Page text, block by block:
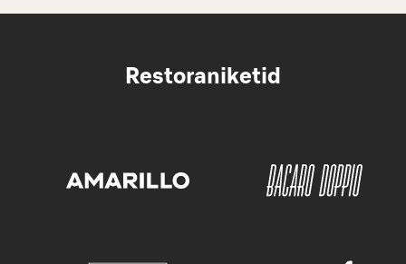
Restoraniketid